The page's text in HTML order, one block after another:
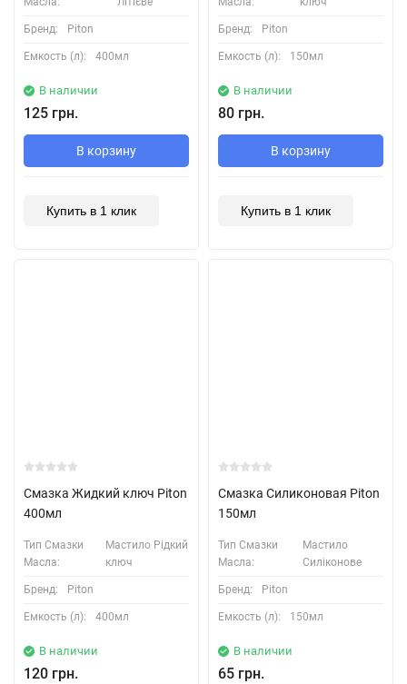
Бренд: Piton
Емкость (л): 400мл
В наличии
125 грн.
В корзину
Купить в 1 клик
Бренд: Piton
Емкость (л): 150мл
В наличии
80 грн.
В корзину
Купить в 1 клик
Смазка Жидкий ключ Piton
400мл
Тип Смазки
Масла:
Мастило Рідкий
ключ
Бренд: Piton
Емкость (л): 400мл
В наличии
120 грн.
Смазка Силиконовая Piton
150мл
Тип Смазки
Масла:
Мастило
Силіконове
Бренд: Piton
Емкость (л): 150мл
В наличии
65 грн.